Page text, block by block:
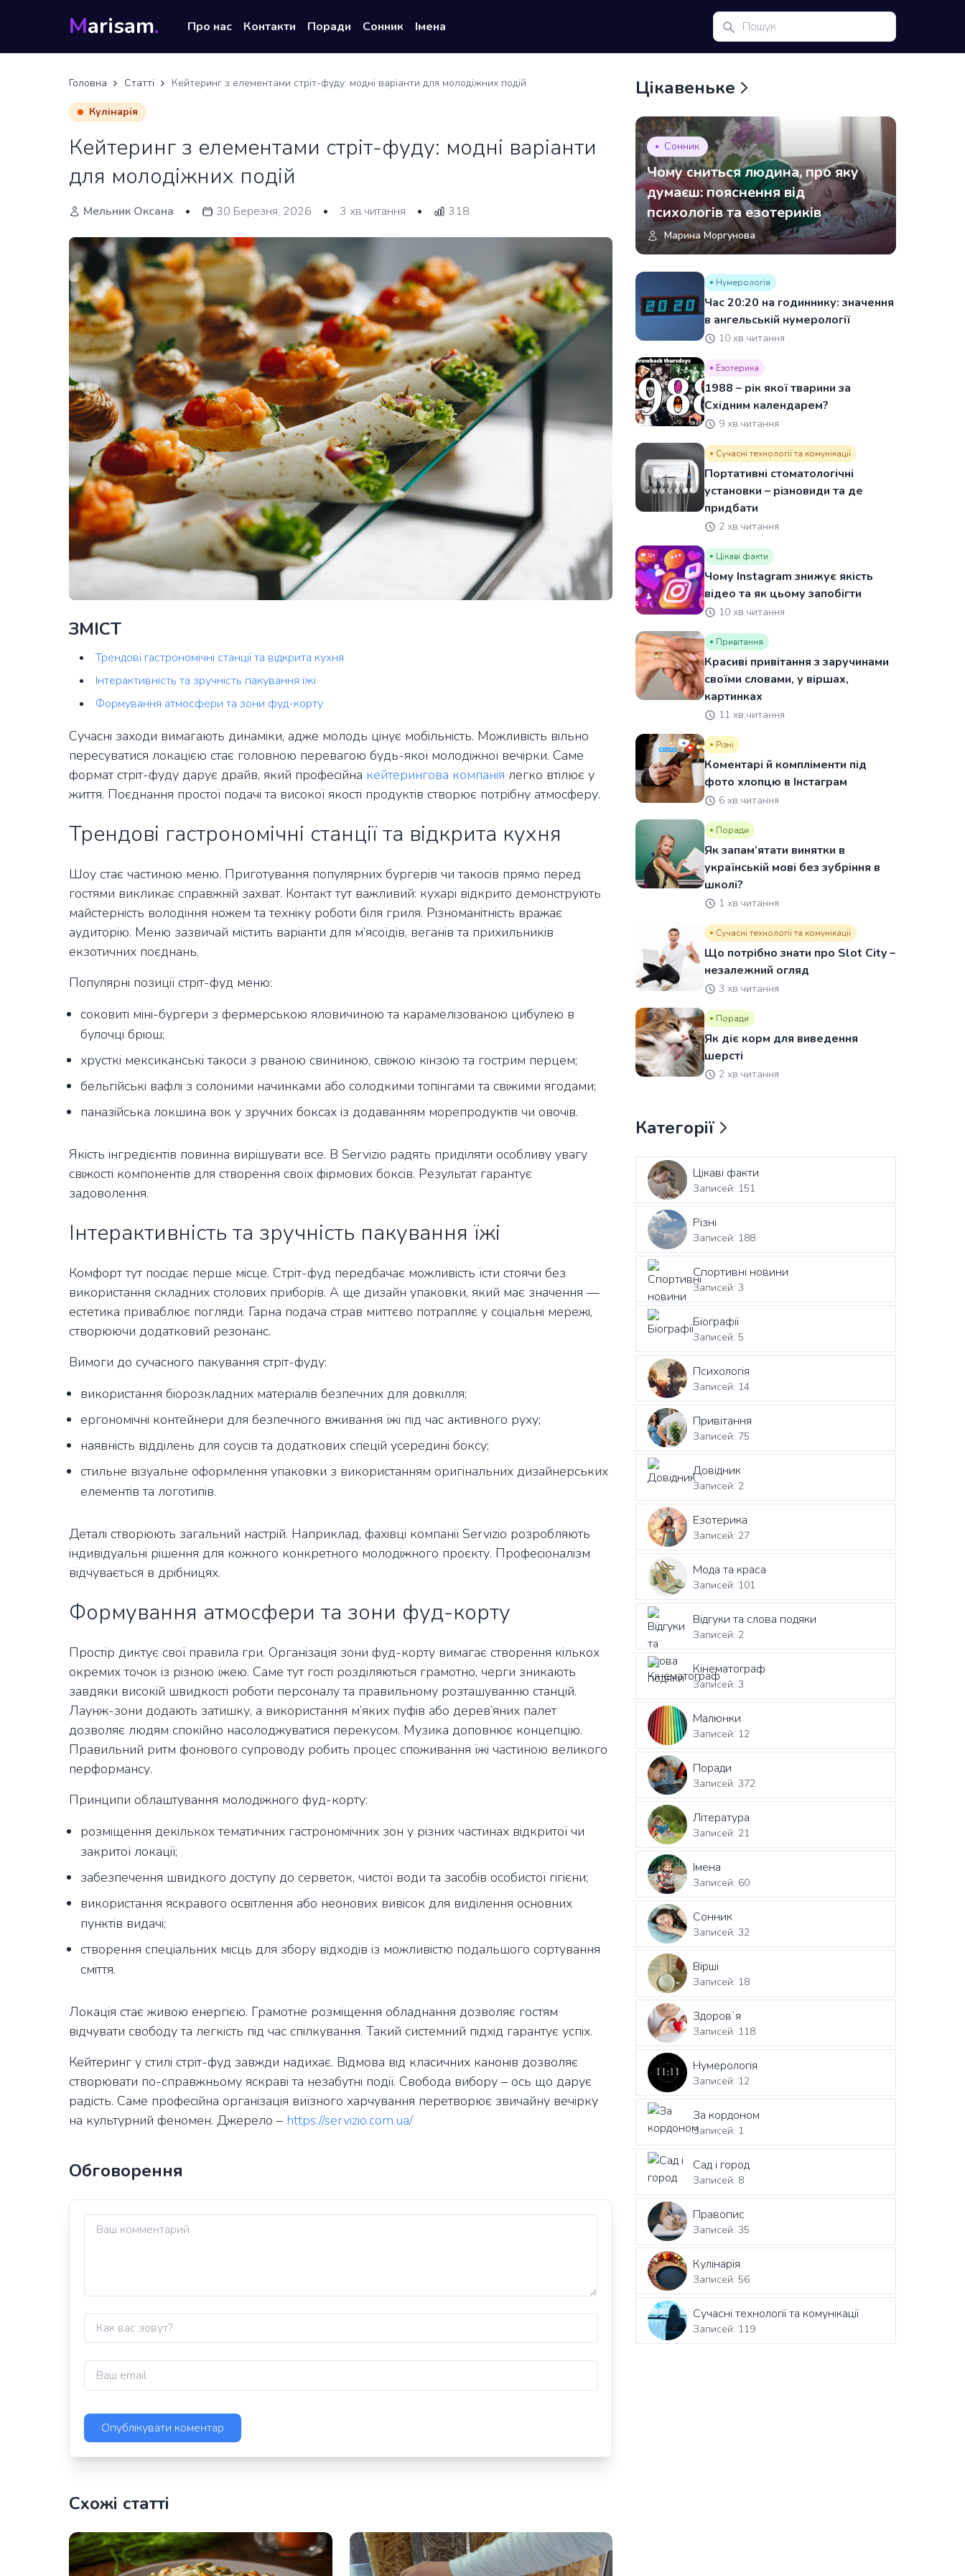
Marisam. Про нас Контакти Поради Сонник Імена
Головна Статті Кейтеринг з елементами стріт-фуду: модні варіанти для молодіжних подій
Кулінарія
Кейтеринг з елементами стріт-фуду: модні варіанти
для молодіжних подій
Мельник Оксана • 30 Березня, 2026 • 3 хв.читання • 318
ЗМІСТ
Трендові гастрономічні станції та відкрита кухня
Інтерактивність та зручність пакування їжі
Формування атмосфери та зони фуд-корту
Сучасні заходи вимагають динаміки, адже молодь цінує мобільність. Можливість вільно
пересуватися локацією стає головною перевагою будь-якої молодіжної вечірки. Саме
формат стріт-фуду дарує драйв, який професійна кейтерингова компанія легко втілює у
життя. Поєднання простої подачі та високої якості продуктів створює потрібну атмосферу.
Трендові гастрономічні станції та відкрита кухня
Шоу стає частиною меню. Приготування популярних бургерів чи такосів прямо перед
гостями викликає справжній захват. Контакт тут важливий: кухарі відкрито демонструють
майстерність володіння ножем та техніку роботи біля гриля. Різноманітність вражає
аудиторію. Меню зазвичай містить варіанти для м’ясоїдів, веганів та прихильників
екзотичних поєднань.
Популярні позиції стріт-фуд меню:
соковиті міні-бургери з фермерською яловичиною та карамелізованою цибулею в
булочці бріош;
хрусткі мексиканські такоси з рваною свининою, свіжою кінзою та гострим перцем;
бельгійські вафлі з солоними начинками або солодкими топінгами та свіжими ягодами;
паназійська локшина вок у зручних боксах із додаванням морепродуктів чи овочів.
Якість інгредієнтів повинна вирішувати все. В Servizio радять приділяти особливу увагу
свіжості компонентів для створення своїх фірмових боксів. Результат гарантує
задоволення.
Інтерактивність та зручність пакування їжі
Комфорт тут посідає перше місце. Стріт-фуд передбачає можливість їсти стоячи без
використання складних столових приборів. А ще дизайн упаковки, який має значення —
естетика приваблює погляди. Гарна подача страв миттєво потрапляє у соціальні мережі,
створюючи додатковий резонанс.
Вимоги до сучасного пакування стріт-фуду:
використання біорозкладних матеріалів безпечних для довкілля;
ергономічні контейнери для безпечного вживання їжі під час активного руху;
наявність відділень для соусів та додаткових спецій усередині боксу;
стильне візуальне оформлення упаковки з використанням оригінальних дизайнерських
елементів та логотипів.
Деталі створюють загальний настрій. Наприклад, фахівці компанії Servizio розробляють
індивідуальні рішення для кожного конкретного молодіжного проєкту. Професіоналізм
відчувається в дрібницях.
Формування атмосфери та зони фуд-корту
Простір диктує свої правила гри. Організація зони фуд-корту вимагає створення кількох
окремих точок із різною їжею. Саме тут гості розділяються грамотно, черги зникають
завдяки високій швидкості роботи персоналу та правильному розташуванню станцій.
Лаунж-зони додають затишку, а використання м’яких пуфів або дерев’яних палет
дозволяє людям спокійно насолоджуватися перекусом. Музика доповнює концепцію.
Правильний ритм фонового супроводу робить процес споживання їжі частиною великого
перформансу.
Принципи облаштування молодіжного фуд-корту:
розміщення декількох тематичних гастрономічних зон у різних частинах відкритої чи
закритої локації;
забезпечення швидкого доступу до серветок, чистої води та засобів особистої гігієни;
використання яскравого освітлення або неонових вивісок для виділення основних
пунктів видачі;
створення спеціальних місць для збору відходів із можливістю подальшого сортування
сміття.
Локація стає живою енергією. Грамотне розміщення обладнання дозволяє гостям
відчувати свободу та легкість під час спілкування. Такий системний підхід гарантує успіх.
Кейтеринг у стилі стріт-фуд завжди надихає. Відмова від класичних канонів дозволяє
створювати по-справжньому яскраві та незабутні події. Свобода вибору – ось що дарує
радість. Саме професійна організація виїзного харчування перетворює звичайну вечірку
на культурний феномен. Джерело – https://servizio.com.ua/
Обговорення
Схожі статті
Цікавеньке
Сонник
Чому сниться людина, про яку
думаєш: пояснення від
психологів та езотериків
Марина Моргунова
Нумерологія
Час 20:20 на годиннику: значення
в ангельській нумерології
10 хв.читання
Езотерика
1988 – рік якої тварини за
Східним календарем?
9 хв.читання
Сучасні технології та комунікації
Портативні стоматологічні
установки – різновиди та де
придбати
2 хв.читання
Цікаві факти
Чому Instagram знижує якість
відео та як цьому запобігти
10 хв.читання
Привітання
Красиві привітання з заручинами
своїми словами, у віршах,
картинках
11 хв.читання
Різні
Коментарі й компліменти під
фото хлопцю в Інстаграм
6 хв.читання
Поради
Як запам’ятати винятки в
українській мові без зубріння в
школі?
1 хв.читання
Сучасні технології та комунікації
Що потрібно знати про Slot City –
незалежний огляд
3 хв.читання
Поради
Як діє корм для виведення
шерсті
2 хв.читання
Категорії
Цікаві факти
Записей: 151
Різні
Записей: 188
Спортивні новини
Записей: 3
Біографії
Записей: 5
Психологія
Записей: 14
Привітання
Записей: 75
Довідник
Записей: 2
Езотерика
Записей: 27
Мода та краса
Записей: 101
Відгуки та слова подяки
Записей: 2
Кінематограф
Записей: 3
Малюнки
Записей: 12
Поради
Записей: 372
Література
Записей: 21
Імена
Записей: 60
Сонник
Записей: 32
Вірші
Записей: 18
Здоровʼя
Записей: 118
Нумерологія
Записей: 12
За кордоном
Записей: 1
Сад і город
Записей: 8
Правопис
Записей: 35
Кулінарія
Записей: 56
Сучасні технології та комунікації
Записей: 119